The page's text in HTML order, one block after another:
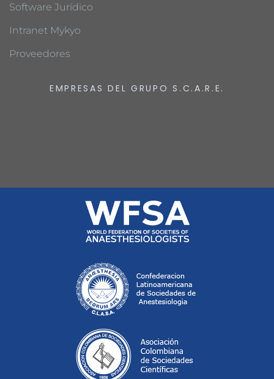
Software Jurídico
Intranet Mykyo
Proveedores
EMPRESAS DEL GRUPO S.C.A.R.E.